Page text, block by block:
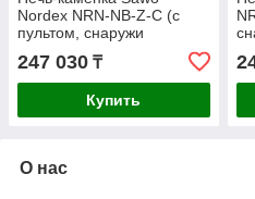
Nordex NRN-NB-Z-C (с
пультом, снаружи
нержавейка, внутри
оцинковка)
247 030 ₸
Купить
О нас